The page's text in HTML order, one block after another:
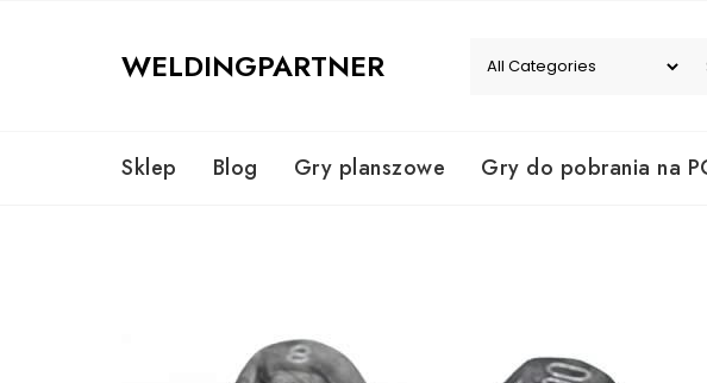
WELDINGPARTNER
Sklep Blog Gry planszowe Gry do pobrania na